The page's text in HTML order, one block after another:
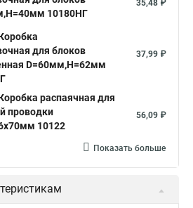
10180НГ
35,48 ₽
для блоков
D=60мм,Н=62мм
37,99 ₽
распаячная для
проводки
10122
56,09 ₽
Показать больше